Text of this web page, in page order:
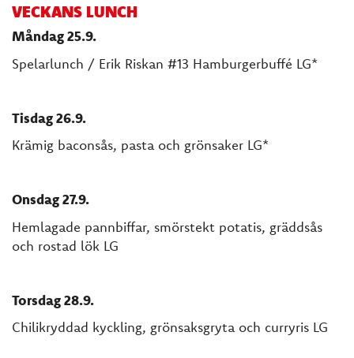
VECKANS LUNCH
Måndag 25.9.
Spelarlunch / Erik Riskan #13 Hamburgerbuffé LG*
Tisdag 26.9.
Krämig baconsås, pasta och grönsaker LG*
Onsdag 27.9.
Hemlagade pannbiffar, smörstekt potatis, gräddsås
och rostad lök LG
Torsdag 28.9.
Chilikryddad kyckling, grönsaksgryta och curryris LG